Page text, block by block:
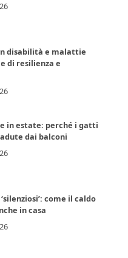
disabilità e malattie
di resilienza e
in estate: perché i gatti
dai balconi
come il caldo
in casa